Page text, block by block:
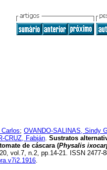
; OVANDO-SALINAS, Sindy
CRUZ, Fabián. Sustratos
de cáscara (Physalis
vol.7, n.2, pp.14-21. ISSN 2477-
.